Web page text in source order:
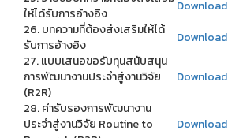
ให้ได้รับการอ้างอิง
Download
26. บทความที่ต้องส่งเสริมให้ได้
รับการอ้างอิง
Download
27. แบบเสนอขอรับทุนสนับสนุน
การพัฒนางานประจำสู่งานวิจัย
(R2R)
Download
28. คำรับรองการพัฒนางาน
ประจำสู่งานวิจัย Routine to
Download